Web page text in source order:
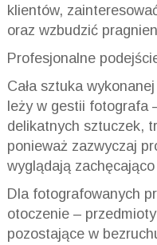
klientów,
oraz wzbudzić
Profesjonalne
Cała sztuka
leży w gestii fotografa
delikatnych sztuczek,
ponieważ zazwyczaj
wyglądają
Dla fotografowanych
otoczenie –
pozostające w